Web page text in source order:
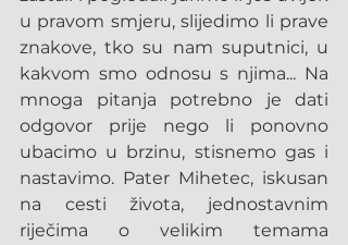
u pravom smjeru, slijedimo li prave
znakove, tko su nam suputnici, u
kakvom smo odnosu s njima... Na
mnoga pitanja potrebno je dati
odgovor prije nego li ponovno
ubacimo u brzinu, stisnemo gas i
nastavimo. Pater Mihetec, iskusan
na cesti života, jednostavnim
riječima o velikim temama